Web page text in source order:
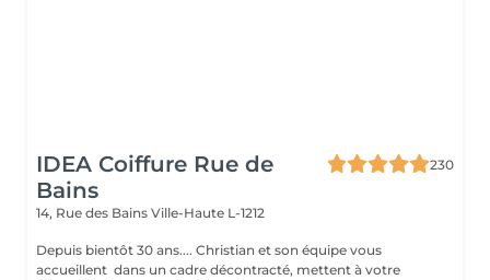
IDEA Coiffure Rue de
Bains
230
14, Rue des Bains Ville-Haute L-1212
Depuis bientôt 30 ans.... Christian et son équipe vous
accueillent dans un cadre décontracté, mettent à votre